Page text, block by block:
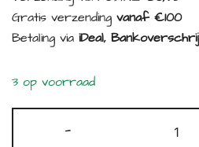
Gratis verzending vanaf €100
Betaling via iDeal,
3 op voorraad
-
-